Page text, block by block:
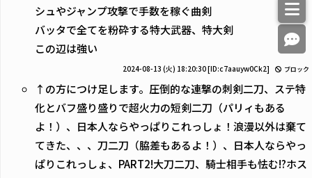
シュやジャンプ攻撃で手数を稼ぐ曲剣
バッタで全てを粉砕する特大武器、特大剣
この辺は強い
2024-08-13 (火) 18:20:30[ID:c7aauyw0Ck2] ブロック
↑の方につけ足します。圧倒的な連撃の刺剣二刀、ステ特
化とバフ盛り盛りで超火力の短剣二刀（パリィもある
よ！）、日本人ならやっぱりこれっしょ！浪漫以外は棄て
てきた、、、刀二刀（脇差もあるよ！）、日本人ならやっ
ぱりこれっしょ、PART2!大刀二刀、騎士相手も怯む!?ホス